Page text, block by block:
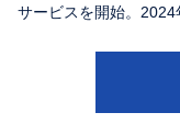
サービスを開始。2024